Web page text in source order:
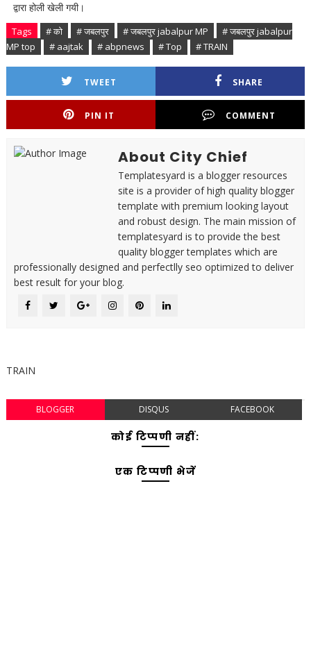
द्वारा होली खेली गयी।
Tags # को # जबलपुर # जबलपुर jabalpur MP
# जबलपुर jabalpur
MP top
# aajtak # abpnews # Top # TRAIN
TWEET SHARE
PIN IT COMMENT
About City Chief
Templatesyard is a blogger resources
site is a provider of high quality blogger
template with premium looking layout
and robust design. The main mission of
templatesyard is to provide the best
quality blogger templates which are
professionally designed and perfectlly seo optimized to deliver
best result for your blog.
TRAIN
BLOGGER DISQUS FACEBOOK
कोई टिप्पणी नहीं:
एक टिप्पणी भेजें